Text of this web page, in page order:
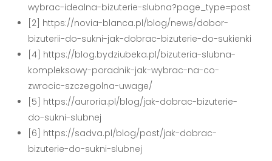
wybrac-idealna-bizuterie-slubna?page_type=post
[2] https://novia-blanca.pl/blog/news/dobor-
bizuterii-do-sukni-jak-dobrac-bizuterie-do-sukienki
[4] https://blog.bydziubeka.pl/bizuteria-slubna-
kompleksowy-poradnik-jak-wybrac-na-co-
zwrocic-szczegolna-uwage/
[5] https://auroria.pl/blog/jak-dobrac-bizuterie-
do-sukni-slubnej
[6] https://sadva.pl/blog/post/jak-dobrac-
bizuterie-do-sukni-slubnej